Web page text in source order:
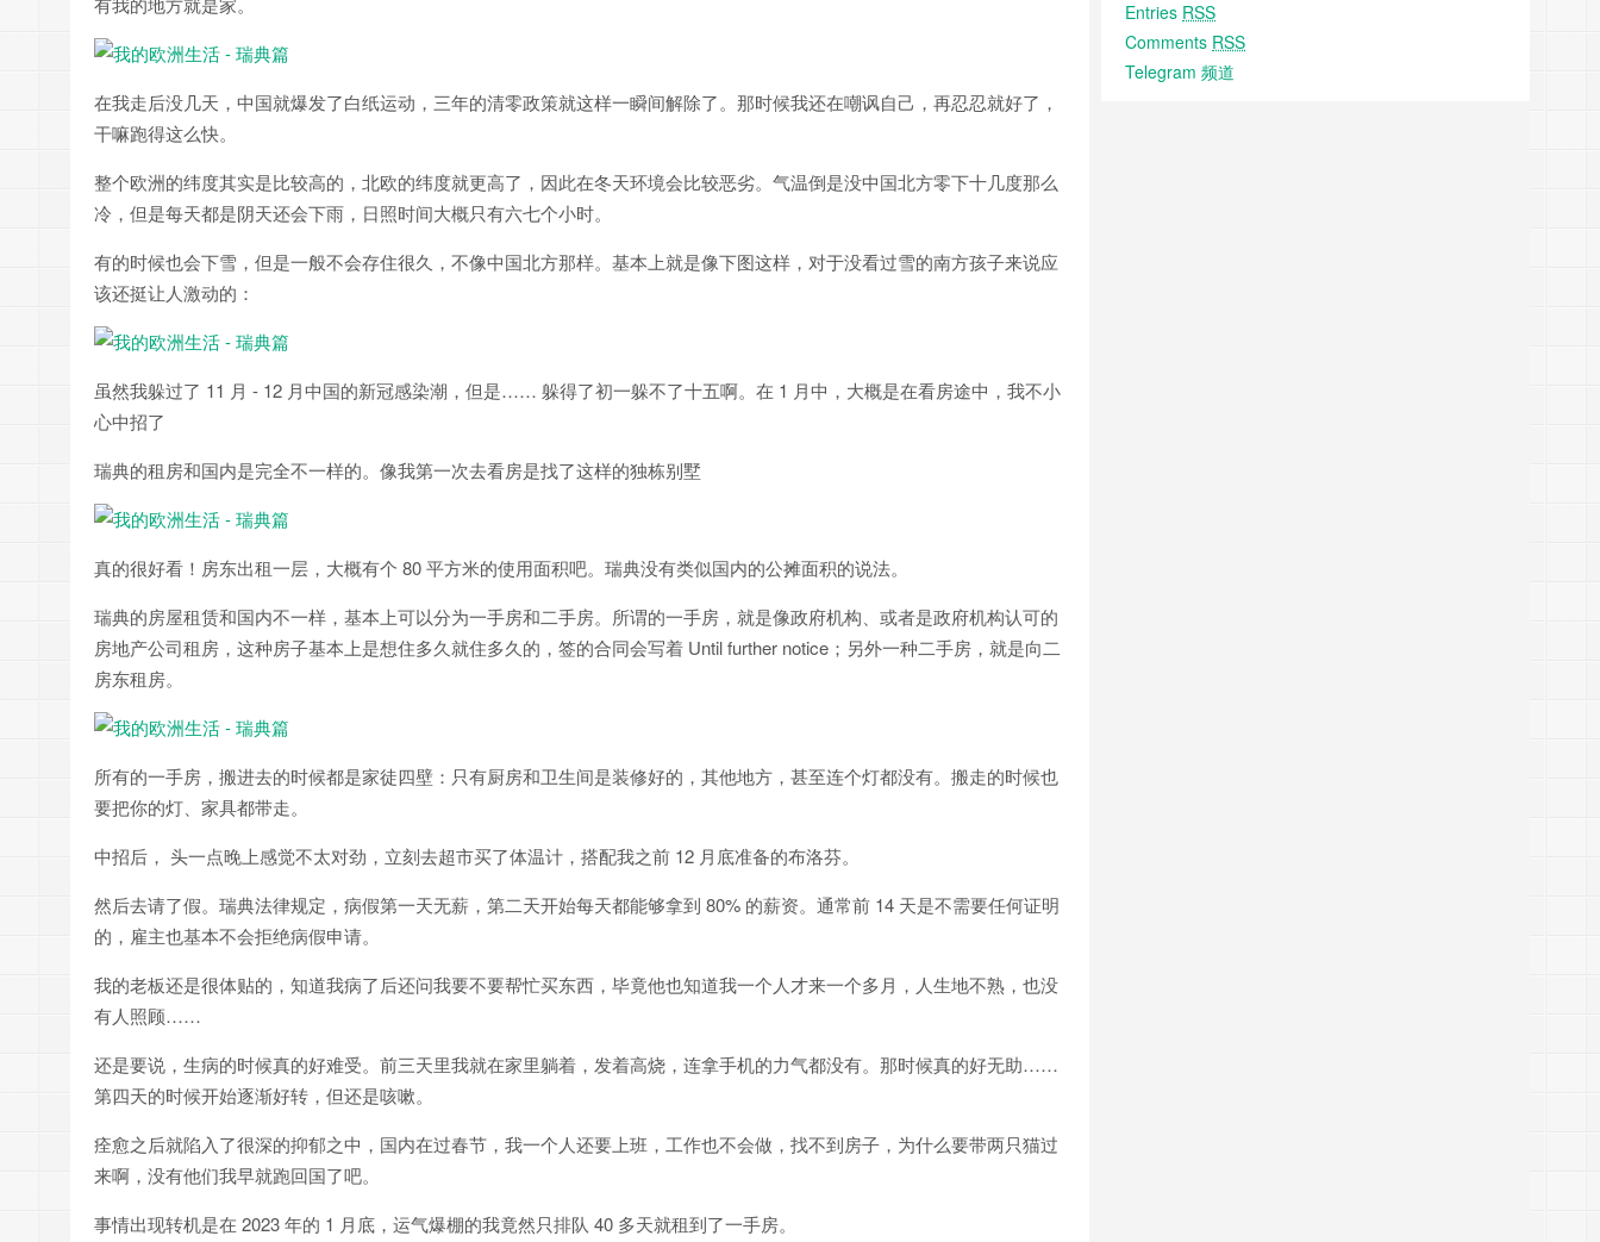
在我走后没几天，中国就爆发了白纸运动，三年的清零政策就这样一瞬间解除了。那时候我还在嘲讽自己，再忍忍就好了，
干嘛跑得这么快。
整个欧洲的纬度其实是比较高的，北欧的纬度就更高了，因此在冬天环境会比较恶劣。气温倒是没中国北方零下十几度那么
冷，但是每天都是阴天还会下雨，日照时间大概只有六七个小时。
有的时候也会下雪，但是一般不会存住很久，不像中国北方那样。基本上就是像下图这样，对于没看过雪的南方孩子来说应
该还挺让人激动的：
虽然我躲过了 11 月 - 12 月中国的新冠感染潮，但是…… 躲得了初一躲不了十五啊。在 1 月中，大概是在看房途中，我不小
心中招了
瑞典的租房和国内是完全不一样的。像我第一次去看房是找了这样的独栋别墅
真的很好看！房东出租一层，大概有个 80 平方米的使用面积吧。瑞典没有类似国内的公摊面积的说法。
瑞典的房屋租赁和国内不一样，基本上可以分为一手房和二手房。所谓的一手房，就是像政府机构、或者是政府机构认可的
房地产公司租房，这种房子基本上是想住多久就住多久的，签的合同会写着 Until further notice；另外一种二手房，就是向二
房东租房。
所有的一手房，搬进去的时候都是家徒四壁：只有厨房和卫生间是装修好的，其他地方，甚至连个灯都没有。搬走的时候也
要把你的灯、家具都带走。
中招后， 头一点晚上感觉不太对劲，立刻去超市买了体温计，搭配我之前 12 月底准备的布洛芬。
然后去请了假。瑞典法律规定，病假第一天无薪，第二天开始每天都能够拿到 80% 的薪资。通常前 14 天是不需要任何证明
的，雇主也基本不会拒绝病假申请。
我的老板还是很体贴的，知道我病了后还问我要不要帮忙买东西，毕竟他也知道我一个人才来一个多月，人生地不熟，也没
有人照顾……
还是要说，生病的时候真的好难受。前三天里我就在家里躺着，发着高烧，连拿手机的力气都没有。那时候真的好无助……
第四天的时候开始逐渐好转，但还是咳嗽。
痊愈之后就陷入了很深的抑郁之中，国内在过春节，我一个人还要上班，工作也不会做，找不到房子，为什么要带两只猫过
来啊，没有他们我早就跑回国了吧。
事情出现转机是在 2023 年的 1 月底，运气爆棚的我竟然只排队 40 多天就租到了一手房。
Entries RSS
Comments RSS
Telegram 频道